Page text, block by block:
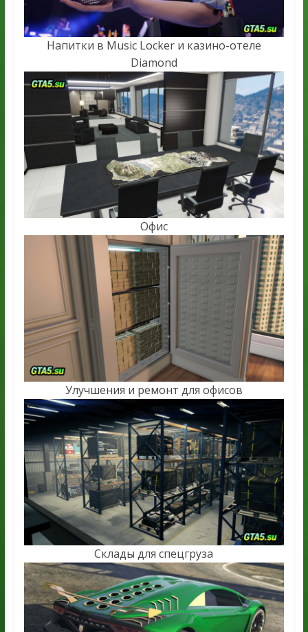
Напитки в Music Locker и казино-отеле
Diamond
Офис
Улучшения и ремонт для офисов
Склады для спецгруза